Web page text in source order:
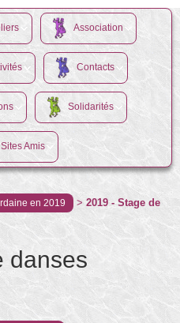
Association
Contacts
Solidarités
Sites Amis
en 2019 > 2019 - Stage de
danses